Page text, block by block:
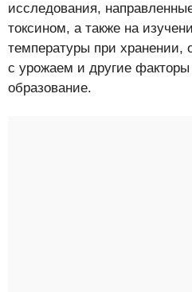
исследования,
токсином, а также на
температуры при хранении,
с урожаем и другие
образование.